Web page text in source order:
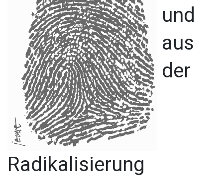
und
aus
der
Radikalisierung